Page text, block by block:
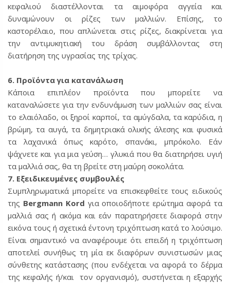
κεφαλιού διαστέλλονται τα αιμοφόρα αγγεία και
δυναμώνουν οι ρίζες των μαλλιών. Επίσης, το
καστορέλαιο, που απλώνεται στις ρίζες, διακρίνεται για
την αντιμυκητιακή του δράση συμβάλλοντας στη
διατήρηση της υγρασίας της τρίχας.
6. Προϊόντα για κατανάλωση
Κάποια επιπλέον προϊόντα που μπορείτε να
καταναλώσετε για την ενδυνάμωση των μαλλιών σας είναι
το ελαιόλαδο, οι ξηροί καρποί, τα αμύγδαλα, τα καρύδια, η
βρώμη, τα αυγά, τα δημητριακά ολικής άλεσης και φυσικά
τα λαχανικά όπως καρότο, σπανάκι, μπρόκολο. Εάν
ψάχνετε και για μια γεύση… γλυκιά που θα διατηρήσει υγιή
τα μαλλιά σας, θα τη βρείτε στη μαύρη σοκολάτα.
7. Εξειδικευμένες συμβουλές
Συμπληρωματικά μπορείτε να επισκεφθείτε τους ειδικούς
της Bergmann Kord για οποιοδήποτε ερώτημα αφορά τα
μαλλιά σας ή ακόμα και εάν παρατηρήσετε διαφορά στην
εικόνα τους ή σχετικά έντονη τριχόπτωση κατά το λούσιμο.
Είναι σημαντικό να αναφέρουμε ότι επειδή η τριχόπτωση
αποτελεί συνήθως τη μία εκ διαφόρων συνιστωσών μιας
σύνθετης κατάστασης (που ενδέχεται να αφορά το δέρμα
της κεφαλής ή/και τον οργανισμό), συστήνεται η εξαρχής